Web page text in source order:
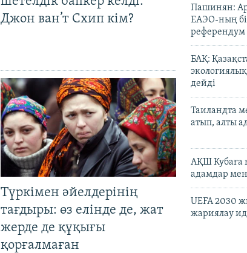
Джон ван’т Схип кім?
Түркімен әйелдерінің
тағдыры: өз елінде де, жат
жерде де құқығы
қорғалмаған
Пашинян:
ЕАЭО-ның
референдум
БАҚ:
дейді
Таиландта
атып, алты
АҚШ Кубаға
адамдар
UEFA 2030
жариялау